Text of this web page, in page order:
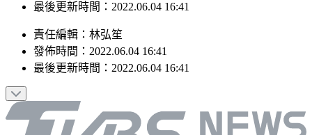
最後更新時間：2022.06.04 16:41
責任編輯 ： 林弘笙
發佈時間： 2022.06.04 16:41
最後更新時間： 2022.06.04 16:41